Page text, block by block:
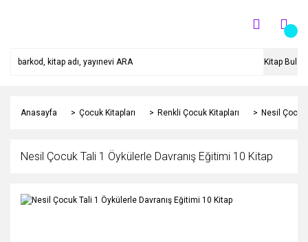
Kitap Bul
Anasayfa Çocuk Kitapları Renkli Çocuk Kitapları Nesil
Nesil Çocuk Tali 1 Öykülerle Davranış Eğitimi 10 Kitap